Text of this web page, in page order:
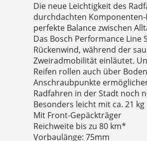
Die neue Leichtigkeit des
durchdachten Komponenten-
perfekte Balance zwischen
Das Bosch Performance
Rückenwind, während der
Zweiradmobilität einläutet.
Reifen rollen auch über
Anschraubpunkte
Radfahren in der Stadt noch
Besonders leicht mit ca. 21 kg
Mit Front-Gepäckträger
Reichweite bis zu 80 km*
Vorbaulänge: 75mm